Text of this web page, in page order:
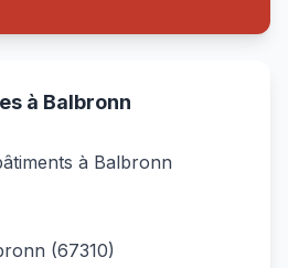
à Balbronn
à Balbronn
(67310)